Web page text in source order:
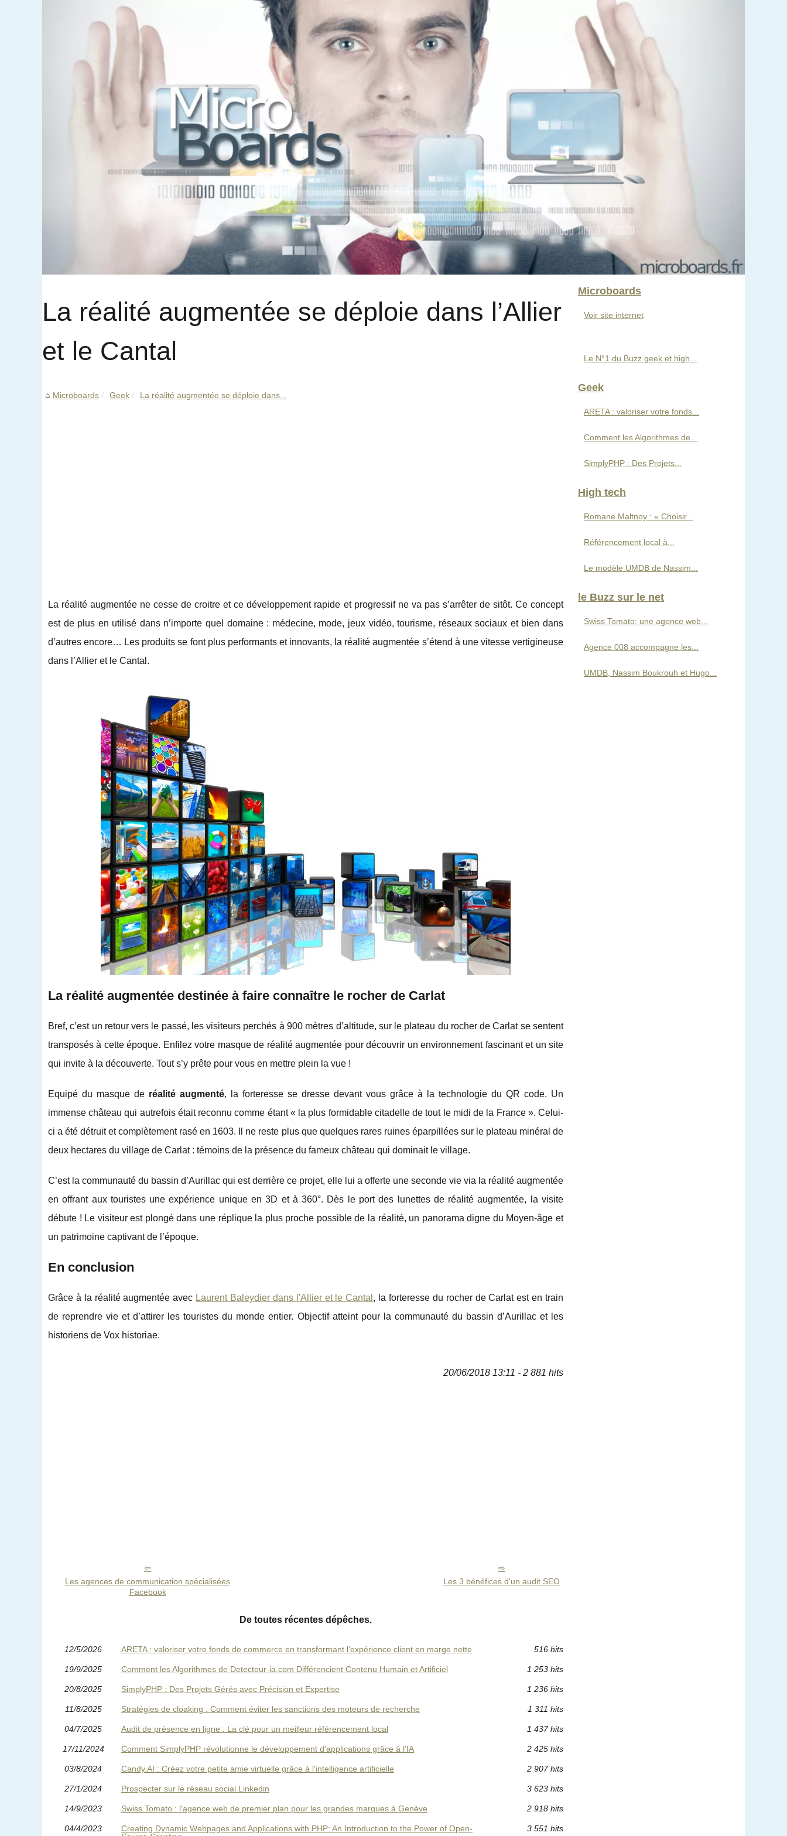
La réalité augmentée se déploie dans l’Allier
et le Cantal
Microboards Geek La réalité augmentée se déploie dans...
La réalité augmentée ne cesse de croitre et ce développement rapide et progressif ne va pas s’arrêter de sitôt. Ce concept
est de plus en utilisé dans n’importe quel domaine : médecine, mode, jeux vidéo, tourisme, réseaux sociaux et bien dans
d’autres encore… Les produits se font plus performants et innovants, la réalité augmentée s’étend à une vitesse vertigineuse
dans l’Allier et le Cantal.
La réalité augmentée destinée à faire connaître le rocher de Carlat
Bref, c’est un retour vers le passé, les visiteurs perchés à 900 mètres d’altitude, sur le plateau du rocher de Carlat se sentent
transposés à cette époque. Enfilez votre masque de réalité augmentée pour découvrir un environnement fascinant et un site
qui invite à la découverte. Tout s’y prête pour vous en mettre plein la vue !
Equipé du masque de réalité augmenté, la forteresse se dresse devant vous grâce à la technologie du QR code. Un
immense château qui autrefois était reconnu comme étant « la plus formidable citadelle de tout le midi de la France ». Celui-
ci a été détruit et complètement rasé en 1603. Il ne reste plus que quelques rares ruines éparpillées sur le plateau minéral de
deux hectares du village de Carlat : témoins de la présence du fameux château qui dominait le village.
C’est la communauté du bassin d’Aurillac qui est derrière ce projet, elle lui a offerte une seconde vie via la réalité augmentée
en offrant aux touristes une expérience unique en 3D et à 360°. Dès le port des lunettes de réalité augmentée, la visite
débute ! Le visiteur est plongé dans une réplique la plus proche possible de la réalité, un panorama digne du Moyen-âge et
un patrimoine captivant de l’époque.
En conclusion
Grâce à la réalité augmentée avec Laurent Baleydier dans l'Allier et le Cantal , la forteresse du rocher de Carlat est en train
de reprendre vie et d’attirer les touristes du monde entier. Objectif atteint pour la communauté du bassin d’Aurillac et les
historiens de Vox historiae.
20/06/2018 13:11 - 2 881 hits
Les agences de communication spécialisées
Facebook
Les 3 bénéfices d'un audit SEO
De toutes récentes dépêches.
12/5/2026 ARETA : valoriser votre fonds de commerce en transformant l’expérience client en marge nette 516 hits
19/9/2025 Comment les Algorithmes de Detecteur-ia.com Différencient Contenu Humain et Artificiel 1 253 hits
20/8/2025 SimplyPHP : Des Projets Gérés avec Précision et Expertise 1 236 hits
11/8/2025 Stratégies de cloaking : Comment éviter les sanctions des moteurs de recherche 1 311 hits
04/7/2025 Audit de présence en ligne : La clé pour un meilleur référencement local 1 437 hits
17/11/2024 Comment SimplyPHP révolutionne le développement d'applications grâce à l'IA 2 425 hits
03/8/2024 Candy.AI : Créez votre petite amie virtuelle grâce à l'intelligence artificielle 2 907 hits
27/1/2024 Prospecter sur le réseau social Linkedin 3 623 hits
14/9/2023 Swiss Tomato : l'agence web de premier plan pour les grandes marques à Genève 2 918 hits
04/4/2023
Creating Dynamic Webpages and Applications with PHP: An Introduction to the Power of Open-
3 551 hits
Microboards
Voir site internet
Le N°1 du Buzz geek et high...
Geek
ARETA : valoriser votre fonds...
Comment les Algorithmes de...
SimplyPHP : Des Projets...
High tech
Romane Maltnoy : « Choisir...
Référencement local à...
Le modèle UMDB de Nassim...
le Buzz sur le net
Swiss Tomato: une agence web...
Agence 008 accompagne les...
UMDB, Nassim Boukrouh et Hugo...